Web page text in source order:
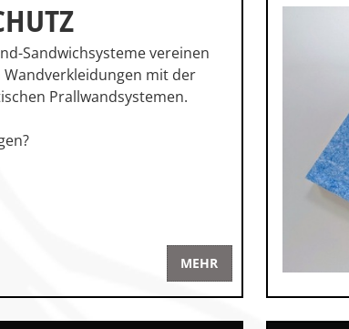
Sandwichsysteme vereinen
mit der
Prallwandsystemen.
MEHR